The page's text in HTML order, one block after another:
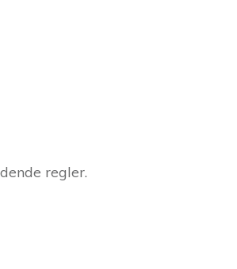
regler.